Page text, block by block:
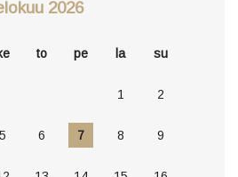
2026
to pe la su
1 2
5 6 7 8 9